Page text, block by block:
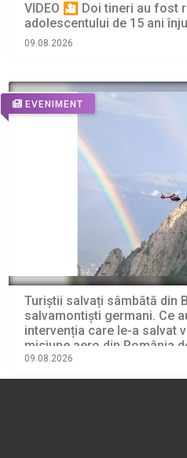
VIDEO 🎦 Doi tineri au fost
adolescentului de 15 ani
09.08.2026
EVENIMENT
Turiștii salvați sâmbătă din
salvamontiști germani. Ce
intervenția care le-a salvat
misiune aero din România
09.08.2026